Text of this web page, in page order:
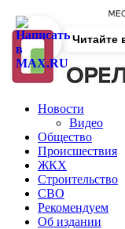
Новости
Видео
Общество
Происшествия
ЖКХ
Строительство
СВО
Рекомендуем
Об издании
Читайте